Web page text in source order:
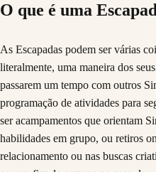
O que é uma
As Escapadas podem ser várias
literalmente, uma maneira dos
passarem um tempo com outros
programação de atividades para
ser acampamentos que orientam
habilidades em grupo, ou retiros
relacionamento ou nas buscas